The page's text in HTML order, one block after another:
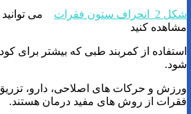
شکل 2 انحراف ستون فقرات
می
مشاهده کنید
استفاده از کمربند طبی که بیشتر برای
شود.
ورزش و حرکات های اصلاحی، دارو،
فقرات از روش های مفید درمان هستند.